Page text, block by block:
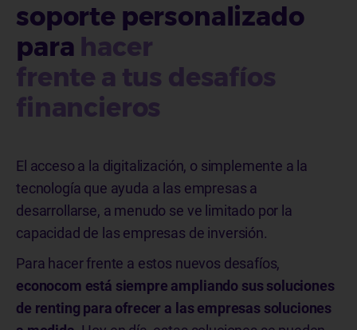
soporte personalizado
para hacer
frente a tus desafíos
financieros
El acceso a la digitalización, o simplemente a la
tecnología que ayuda a las empresas a
desarrollarse, a menudo se ve limitado por la
capacidad de las empresas de inversión.
Para hacer frente a estos nuevos desafíos,
econocom está siempre ampliando sus soluciones
de renting para ofrecer a las empresas soluciones